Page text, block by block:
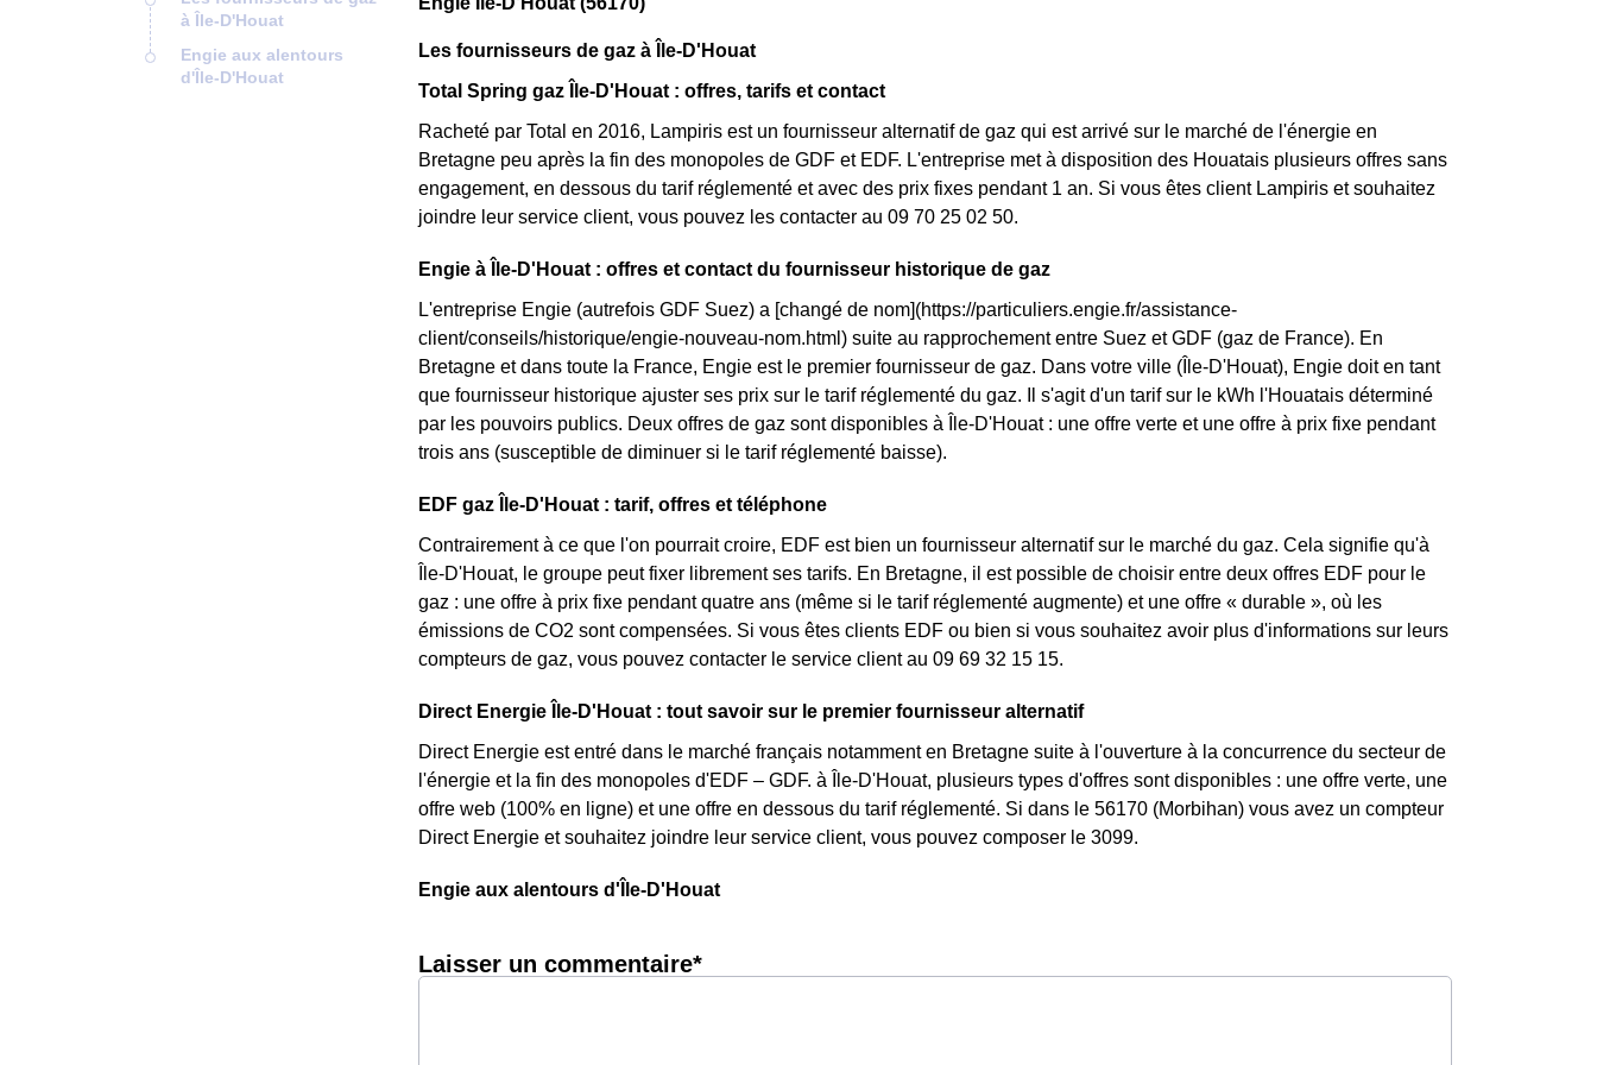
à Île-D'Houat
Engie aux alentours
d'Île-D'Houat
Les fournisseurs de gaz à Île-D'Houat
Total Spring gaz Île-D'Houat : offres, tarifs et contact
Racheté par Total en 2016, Lampiris est un fournisseur alternatif de gaz qui est arrivé sur le marché de l'énergie en
Bretagne peu après la fin des monopoles de GDF et EDF. L'entreprise met à disposition des Houatais plusieurs offres sans
engagement, en dessous du tarif réglementé et avec des prix fixes pendant 1 an. Si vous êtes client Lampiris et souhaitez
joindre leur service client, vous pouvez les contacter au 09 70 25 02 50.
Engie à Île-D'Houat : offres et contact du fournisseur historique de gaz
L'entreprise Engie (autrefois GDF Suez) a [changé de nom](https://particuliers.engie.fr/assistance-
client/conseils/historique/engie-nouveau-nom.html) suite au rapprochement entre Suez et GDF (gaz de France). En
Bretagne et dans toute la France, Engie est le premier fournisseur de gaz. Dans votre ville (Île-D'Houat), Engie doit en tant
que fournisseur historique ajuster ses prix sur le tarif réglementé du gaz. Il s'agit d'un tarif sur le kWh l'Houatais déterminé
par les pouvoirs publics. Deux offres de gaz sont disponibles à Île-D'Houat : une offre verte et une offre à prix fixe pendant
trois ans (susceptible de diminuer si le tarif réglementé baisse).
EDF gaz Île-D'Houat : tarif, offres et téléphone
Contrairement à ce que l'on pourrait croire, EDF est bien un fournisseur alternatif sur le marché du gaz. Cela signifie qu'à
Île-D'Houat, le groupe peut fixer librement ses tarifs. En Bretagne, il est possible de choisir entre deux offres EDF pour le
gaz : une offre à prix fixe pendant quatre ans (même si le tarif réglementé augmente) et une offre « durable », où les
émissions de CO2 sont compensées. Si vous êtes clients EDF ou bien si vous souhaitez avoir plus d'informations sur leurs
compteurs de gaz, vous pouvez contacter le service client au 09 69 32 15 15.
Direct Energie Île-D'Houat : tout savoir sur le premier fournisseur alternatif
Direct Energie est entré dans le marché français notamment en Bretagne suite à l'ouverture à la concurrence du secteur de
l'énergie et la fin des monopoles d'EDF – GDF. à Île-D'Houat, plusieurs types d'offres sont disponibles : une offre verte, une
offre web (100% en ligne) et une offre en dessous du tarif réglementé. Si dans le 56170 (Morbihan) vous avez un compteur
Direct Energie et souhaitez joindre leur service client, vous pouvez composer le 3099.
Engie aux alentours d'Île-D'Houat
Laisser un commentaire*